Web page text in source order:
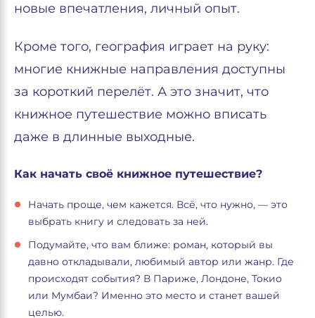
новые впечатления, личный опыт.
Кроме того, география играет на руку:
многие книжные направления доступны
за короткий перелёт. А это значит, что
книжное путешествие можно вписать
даже в длинные выходные.
Как начать своё книжное путешествие?
Начать проще, чем кажется. Всё, что нужно, — это
выбрать книгу и следовать за ней.
Подумайте, что вам ближе: роман, который вы
давно откладывали, любимый автор или жанр. Где
происходят события? В Париже, Лондоне, Токио
или Мумбаи? Именно это место и станет вашей
целью.